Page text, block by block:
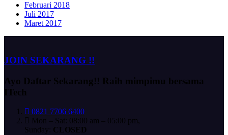
Februari 2018
Juli 2017
Maret 2017
JOIN SEKARANG !!
Ayo Daftar Sekarang!! Raih mimpimu bersama
ITech
0821 7706 6400
Mon – Sat: 08:00 am – 05:00 pm,
Sunday: CLOSED